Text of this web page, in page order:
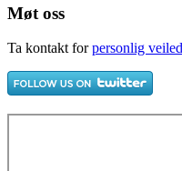
Møt oss
Ta kontakt forpersonlig